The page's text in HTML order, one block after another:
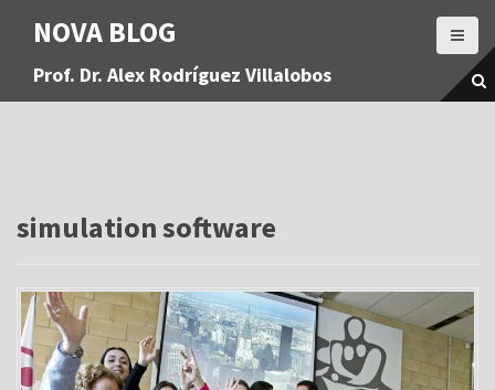
a
NOVA BLOG
Prof. Dr. Alex Rodríguez Villalobos
simulation software